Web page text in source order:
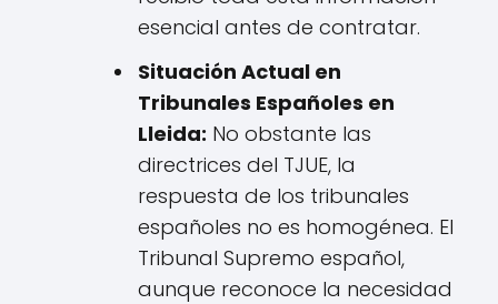
esencial antes de contratar.
Situación Actual en
Tribunales Españoles en
Lleida: No obstante las
directrices del TJUE, la
respuesta de los tribunales
españoles no es homogénea. El
Tribunal Supremo español,
aunque reconoce la necesidad